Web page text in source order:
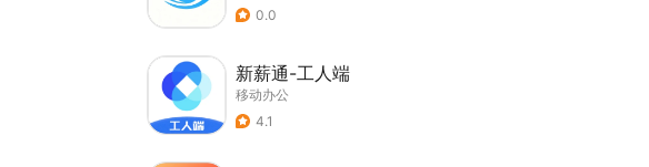
0.0
新薪通-工人端
移动办公
4.1